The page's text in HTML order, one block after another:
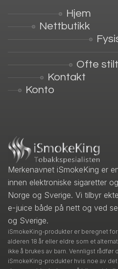
Hjem
Nettbutikk
Ofte
Kontakt
Konto
Merkenavnet iSmokeKing er
innen elektroniske sigaretter
Norge og Sverige. Vi tilbyr
e-juice både på nett og ved
og Sverige.
iSmokeKing-produkter er beregnet
alderen 18 år eller eldre som et
ikke å brukes av barn. Vennligst
iSmokeKing-produkter hvis noe av